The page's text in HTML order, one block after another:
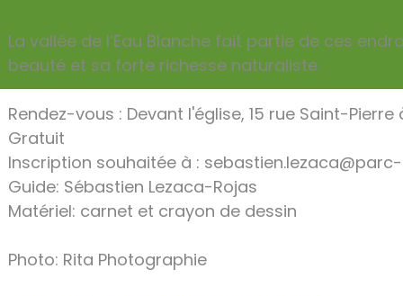
La vallée de l’Eau Blanche fait partie de ces
beauté et sa forte richesse naturaliste
Rendez-vous : Devant l'église, 15 rue Saint-
Gratuit
Inscription souhaitée à :
Guide: Sébastien Lezaca-Rojas
Matériel: carnet et crayon de dessin
Photo: Rita Photographie